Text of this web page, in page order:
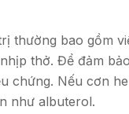
thường bao gồm
thở. Để đảm
chứng. Nếu cơn
như albuterol.